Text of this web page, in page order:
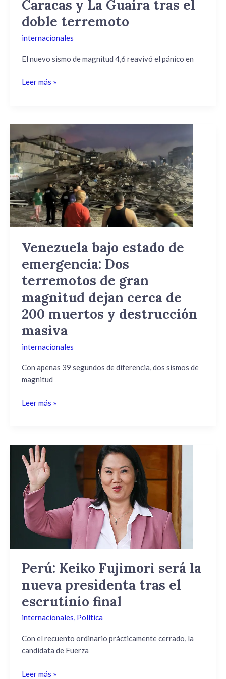
Caracas y La Guaira tras el
doble terremoto
internacionales
El nuevo sismo de magnitud 4,6 reavivó el pánico en
Guaira
tras
doble
terremoto
Leer más »
Venezuela bajo estado de
emergencia: Dos
terremotos de gran
magnitud dejan cerca de
200 muertos y destrucción
masiva
internacionales
Con apenas 39 segundos de diferencia, dos sismos de
magnitud
bajo
estado
de
emergencia:
Dos
terremotos
de
gran
dejan
cerca
de
200
muertos
y
destrucción
masiva
Leer más »
Perú: Keiko Fujimori será la
nueva presidenta tras el
escrutinio final
internacionales, Política
Con el recuento ordinario prácticamente cerrado, la
candidata de Fuerza
Perú:
Keiko
Fujimori
será
la
nueva
presidenta
el
escrutinio
final
Leer más »